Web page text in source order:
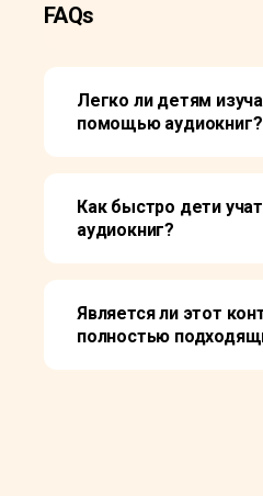
FAQs
Легко ли детям
помощью аудиокниг?
Как быстро дети
аудиокниг?
Является ли этот
полностью